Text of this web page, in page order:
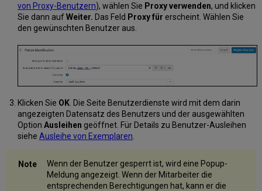
von Proxy-Benutzern), wählen Sie Proxy verwenden, und klicken
Sie dann aufWeiter. Das Feld Proxy für erscheint. Wählen Sie
den gewünschten Benutzer aus.
Klicken Sie OK. Die Seite Benutzerdienste wird mit dem darin
angezeigten Datensatz des Benutzers und der ausgewählten
Option Ausleihen geöffnet. Für Details zu Benutzer-Ausleihen
siehe Ausleihe von Exemplaren
Wenn der Benutzer gesperrt ist, wird eine Popup-
Meldung angezeigt. Wenn der Mitarbeiter die
entsprechenden Berechtigungen hat, kann er die